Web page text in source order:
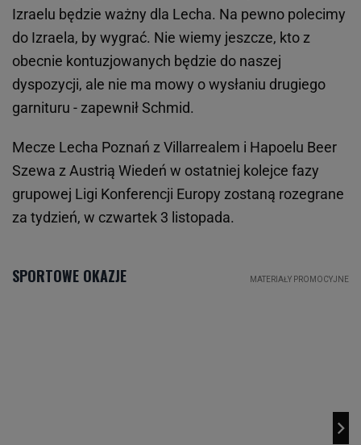
Izraelu będzie ważny dla Lecha. Na pewno polecimy
do Izraela, by wygrać. Nie wiemy jeszcze, kto z
obecnie kontuzjowanych będzie do naszej
dyspozycji, ale nie ma mowy o wysłaniu drugiego
garnituru - zapewnił Schmid.
Mecze Lecha Poznań z Villarrealem i Hapoelu Beer
Szewa z Austrią Wiedeń w ostatniej kolejce fazy
grupowej Ligi Konferencji Europy zostaną rozegrane
za tydzień, w czwartek 3 listopada.